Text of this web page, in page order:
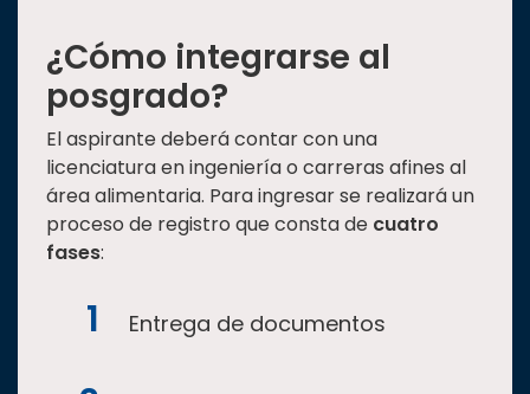
¿Cómo integrarse al
posgrado?
El aspirante deberá contar con una
licenciatura en ingeniería o carreras afines al
área alimentaria. Para ingresar se realizará un
proceso de registro que consta de cuatro
fases:
Entrega de documentos